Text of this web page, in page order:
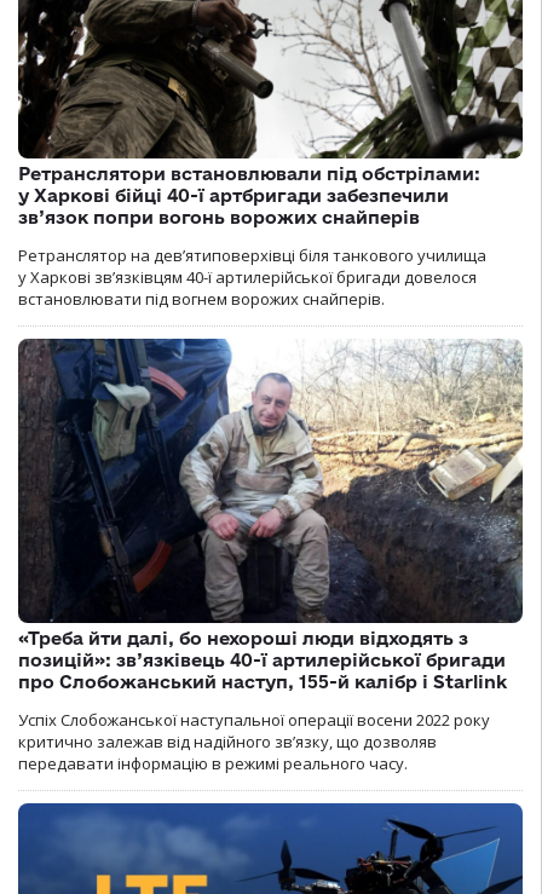
Ретранслятори встановлювали під обстрілами:
у Харкові бійці 40-ї артбригади забезпечили
зв’язок попри вогонь ворожих снайперів
Ретранслятор на дев’ятиповерхівці біля танкового училища
у Харкові зв’язківцям 40-ї артилерійської бригади довелося
встановлювати під вогнем ворожих снайперів.
«Треба йти далі, бо нехороші люди відходять з
позицій»: зв’язківець 40-ї артилерійської бригади
про Слобожанський наступ, 155-й калібр і Starlink
Успіх Слобожанської наступальної операції восени 2022 року
критично залежав від надійного зв’язку, що дозволяв
передавати інформацію в режимі реального часу.